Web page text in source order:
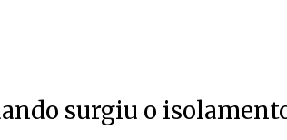
surgiu o